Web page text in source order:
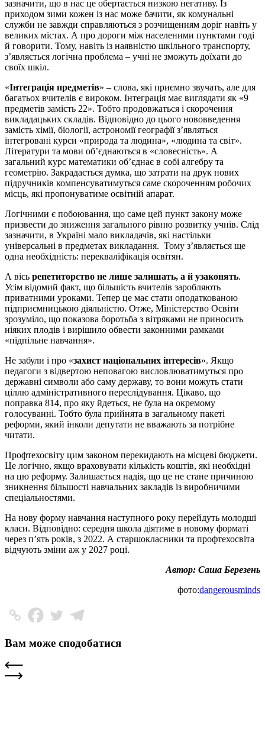
зазначити, що в нас це обертається низкою негативу. Із
приходом зими кожен із нас може бачити, як комунальні
служби не завжди справляються з розчищенням доріг навіть у
великих містах. А про дороги між населеними пунктами годі
й говорити. Тому, навіть із наявністю шкільного транспорту,
з’являється логічна проблема – учні не зможуть доїхати до
своїх шкіл.
«Інтеграція предметів» – слова, які приємно звучать, але для
багатьох вчителів є вироком. Інтеграція має виглядати як «9
предметів замість 22». Тобто продовжаться і скорочення
викладацьких складів. Відповідно до цього нововведення
замість хімії, біології, астрономії географії з’являться
інтегровані курси «природа та людина», «людина та світ».
Літератури та мови об’єднаються в «словесність». А
загальний курс математики об’єднає в собі алгебру та
геометрію. Закрадається думка, що затрати на друк нових
підручників компенсуватимуться саме скороченням робочих
місць, які пропонуватиме освітній апарат.
Логічними є побоювання, що саме цей пункт закону може
призвести до зниження загального рівню розвитку учнів. Слід
зазначити, в Україні мало викладачів, які настільки
універсальні в предметах викладання. Тому з’являється ще
одна необхідність: перекваліфікація освітян.
А вісь репетиторство не лише залишать, а й узаконять.
Усім відомий факт, що більшість вчителів заробляють
приватними уроками. Тепер це має стати оподаткованою
підприємницькою діяльністю. Отже, Міністерство Освіти
зрозуміло, що показова боротьба з вітряками не приносить
ніяких плодів і вирішило обвести законними рамками
«підпільне навчання».
Не забули і про «захист національних інтересів». Якщо
педагоги з відвертою неповагою висловлюватимуться про
державні символи або саму державу, то вони можуть стати
ціллю адміністративного переслідування. Цікаво, що
поправка 814, про яку йдеться, не була на окремому
голосуванні. Тобто була прийнята в загальному пакеті
реформи, який інколи депутати не вважають за потрібне
читати.
Профтехосвіту цим законом перекидають на місцеві бюджети.
Це логічно, якщо враховувати кількість коштів, які необхідні
на цю реформу. Залишається надія, що це не стане причиною
зникнення більшості навчальних закладів із виробничими
спеціальностями.
На нову форму навчання наступного року перейдуть молодші
класи. Відповідно: середня школа діятиме в новому форматі
через п’ять років, з 2022. А старшокласники та профтехосвіта
відчують зміни аж у 2027 році.
Автор: Саша Березень
фото:dangerousminds
Вам може сподобатися